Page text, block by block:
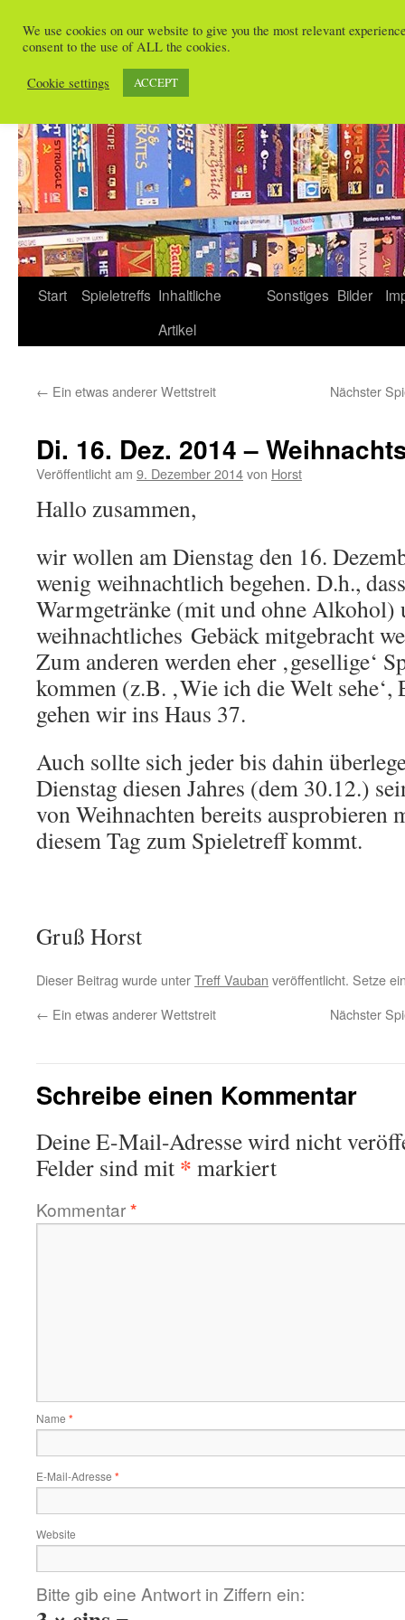
Zum
Spieletreffs in Freiburg
Start Spieletreffs Inhaltliche
Artikel
Sonstiges Bilder
← Ein etwas anderer Wettstreit Nächster
Di. 16. Dez. 2014 –
Veröffentlicht am 9. Dezember 2014von Horst
Hallo zusammen,
wir wollen am Dienstag den 16.
wenig weihnachtlich begehen. D.h.,
Warmgetränke (mit und ohne Alkohol)
weihnachtliches Gebäck mitgebracht
Zum anderen werden eher ‚gesellige‘
kommen (z.B. ‚Wie ich die Welt sehe‘,
gehen wir ins Haus 37.
Auch sollte sich jeder bis dahin
Dienstag diesen Jahres (dem 30.12.)
von Weihnachten bereits ausprobieren
diesem Tag zum Spieletreff kommt.
Gruß Horst
Dieser Beitrag wurde unterTreff Vauban veröffentlicht. Setze
← Ein etwas anderer Wettstreit Nächster
Schreibe einen Kommentar
Deine E-Mail-Adresse wird nicht
Felder sind mit * markiert
Kommentar*
Name *
E-Mail-Adresse *
Website
Bitte gib eine Antwort in Ziffern ein:
We use cookies on our website to give you the most relevant
consent to the use of ALL the cookies.
Cookie settings ACCEPT